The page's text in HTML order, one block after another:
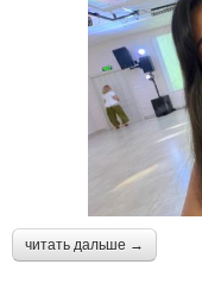
читать дальше →